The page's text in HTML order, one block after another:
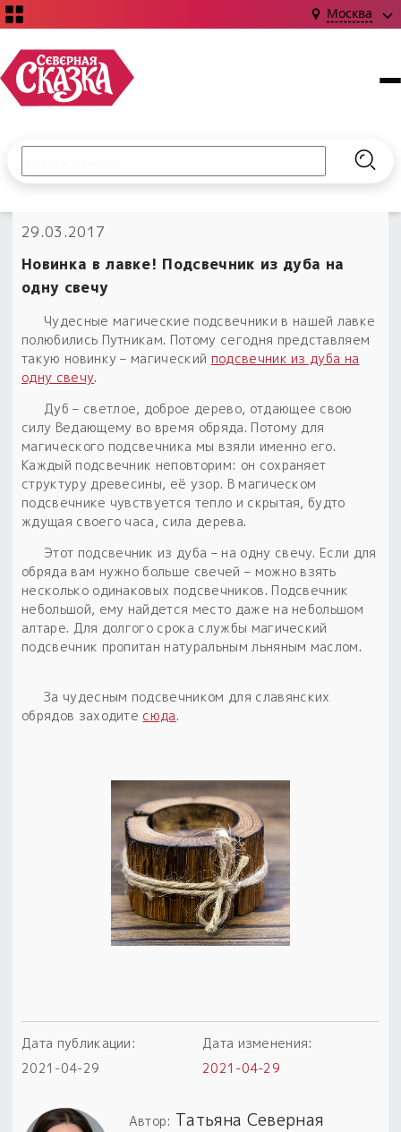
Москва
НОВИНКИ!
Книги
Издания о Славянской культуре и ведовстве
Наборы для курсов и книг
Обереги славян нательные
Обереги для дома и машины
Обрядовые предметы
Расходные материалы
Готовые заговоры и обряды
Сундучок
Сказки
Магия
Библиография
Об авторе и издательстве
Наборы для книг
Электронные книги
С чего начать?
Материалы
Для алтаря
Расходные материалы
Гадание он-лайн
Приложение для гадания
30 вариантов раскладов по системе Рез Рода:
Готовые заговоры
Для чего:
Предметы
Магические наборы
Для алтаря
Расходные материалы
С чего начать?
Новые книги
в лавке!
«Резы Рода. Нежиты» и «Резы
Рода.Духи-Хозяева» с колодами
толкованиями колод
Пыльный сундучок
большое обновление
Товары со скидкой
на заказ от 4 тыс. руб. со скидкой
Оберег в подарок
Введите текст и нажмите кнопку «Найти», чтобы
29.03.2017
Новинка в лавке! Подсвечник из дуба на
одну свечу
Чудесные магические подсвечники в нашей лавке
полюбились Путникам. Потому сегодня представляем
такую новинку – магический подсвечник из дуба на
одну свечу.
Дуб – светлое, доброе дерево, отдающее свою
силу Ведающему во время обряда. Потому для
магического подсвечника мы взяли именно его.
Каждый подсвечник неповторим: он сохраняет
структуру древесины, её узор. В магическом
подсвечнике чувствуется тепло и скрытая, будто
ждущая своего часа, сила дерева.
Этот подсвечник из дуба – на одну свечу. Если для
обряда вам нужно больше свечей – можно взять
несколько одинаковых подсвечников. Подсвечник
небольшой, ему найдется место даже на небольшом
алтаре. Для долгого срока службы магический
подсвечник пропитан натуральным льняным маслом.
За чудесным подсвечником для славянских
обрядов заходите сюда.
Дата публикации:
2021-04-29
Дата изменения:
2021-04-29
Автор: Татьяна Северная